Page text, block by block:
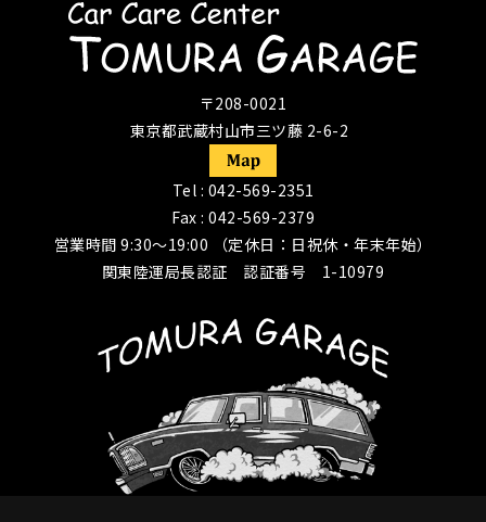
〒208-0021
東京都武蔵村山市三ツ藤 2-6-2
Tel : 042-569-2351
Fax : 042-569-2379
営業時間 9:30〜19:00 （定休日：日祝休・年末年始）
関東陸運局長認証 認証番号 1-10979